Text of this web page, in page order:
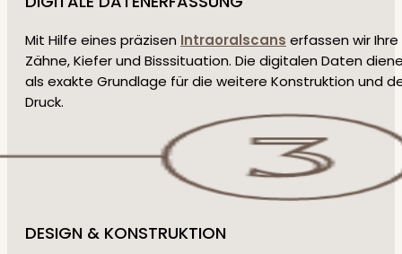
Mit Hilfe eines präzisen Intraoralscans erfassen wir Ihre
Zähne, Kiefer und Bisssituation. Die digitalen Daten
als exakte Grundlage für die weitere Konstruktion und
Druck.
DESIGN & KONSTRUKTION